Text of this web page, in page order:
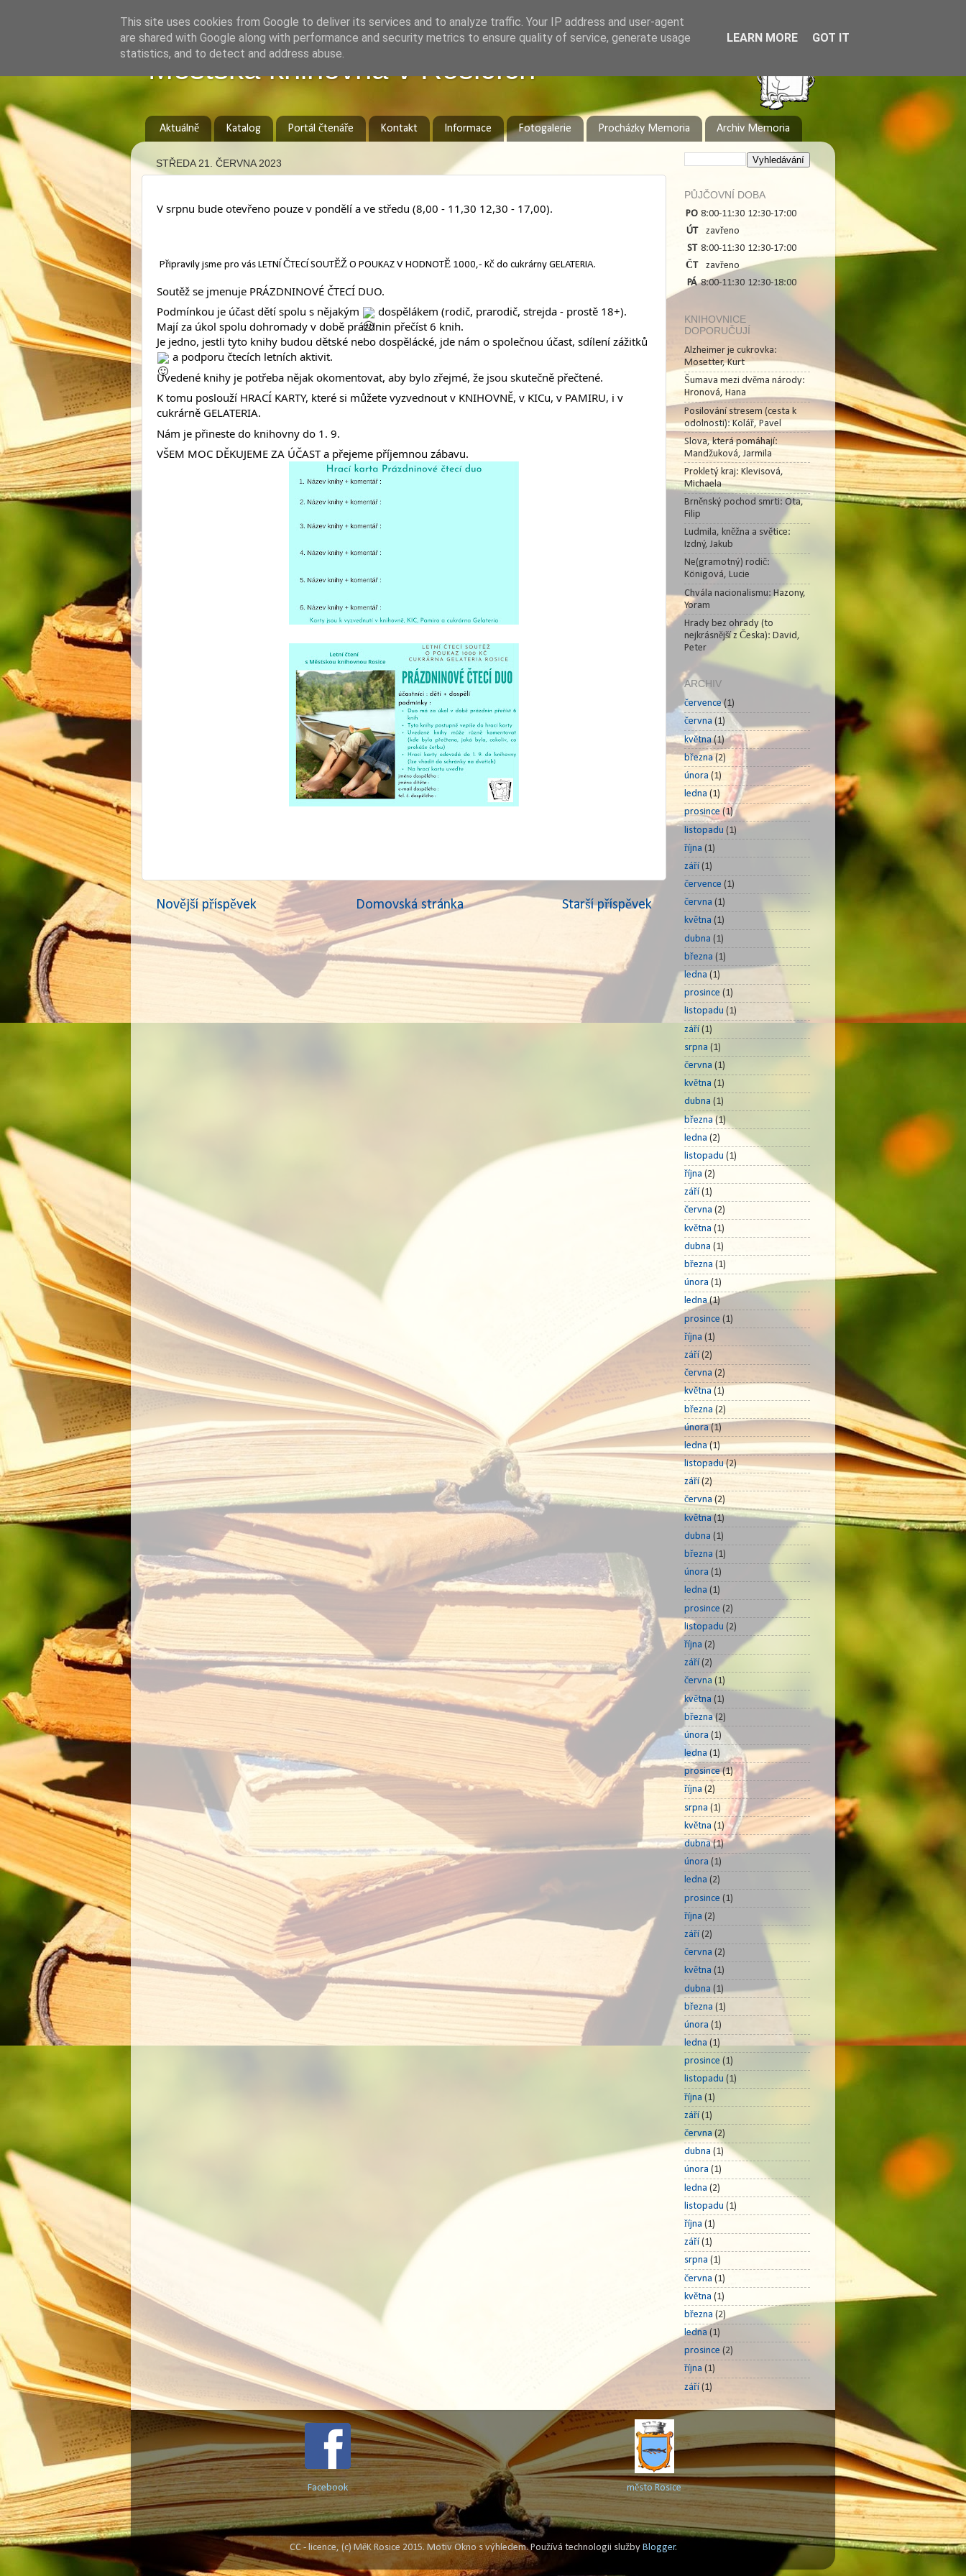
Městská knihovna v Rosicích
Aktuálně Katalog Portál čtenáře Kontakt Informace Fotogalerie Procházky Memoria Archiv Memoria
STŘEDA 21. ČERVNA 2023
V srpnu bude otevřeno pouze v pondělí a ve středu (8,00 - 11,30 12,30 - 17,00).
Připravily jsme pro vás LETNÍ ČTECÍ SOUTĚŽ O POUKAZ V HODNOTĚ 1000,- Kč do cukrárny GELATERIA.
Soutěž se jmenuje PRÁZDNINOVÉ ČTECÍ DUO.
Podmínkou je účast dětí spolu s nějakým
dospělákem (rodič, prarodič, strejda - prostě 18+).
Mají za úkol spolu dohromady v době prázdnin přečíst 6 knih.
Je jedno, jestli tyto knihy budou dětské nebo dospělácké, jde nám o společnou účast, sdílení zážitků
a podporu čtecích letních aktivit.
Uvedené knihy je potřeba nějak okomentovat, aby bylo zřejmé, že jsou skutečně přečtené.
K tomu poslouží HRACÍ KARTY, které si můžete vyzvednout v KNIHOVNĚ, v KICu, v PAMIRU, i v
cukrárně GELATERIA.
Nám je přineste do knihovny do 1. 9.
VŠEM MOC DĚKUJEME ZA ÚČAST a přejeme příjemnou zábavu.
Novější příspěvek Starší příspěvek
Domovská stránka
PŮJČOVNÍ DOBA
PO 8:00-11:30 12:30-17:00
ÚT
zavřeno
ST 8:00-11:30 12:30-17:00
ČT
zavřeno
PÁ 8:00-11:30 12:30-18:00
KNIHOVNICE
DOPORUČUJÍ
Alzheimer je cukrovka:
Mosetter, Kurt
Šumava mezi dvěma národy:
Hronová, Hana
Posilování stresem (cesta k
odolnosti): Kolář, Pavel
Slova, která pomáhají:
Mandžuková, Jarmila
Prokletý kraj: Klevisová,
Michaela
Brněnský pochod smrti: Ota,
Filip
Ludmila, kněžna a světice:
Izdný, Jakub
Ne(gramotný) rodič:
Königová, Lucie
Chvála nacionalismu: Hazony,
Yoram
Hrady bez ohrady (to
nejkrásnější z Česka): David,
Peter
ARCHIV
července(1)
června (1)
května(1)
března(2)
února (1)
ledna (1)
prosince(1)
listopadu (1)
října (1)
září (1)
července (1)
června (1)
května (1)
dubna (1)
března (1)
ledna (1)
prosince (1)
listopadu (1)
září(1)
srpna (1)
června (1)
května (1)
dubna (1)
března(1)
ledna (2)
listopadu (1)
října (2)
září (1)
června (2)
května (1)
dubna (1)
března (1)
února (1)
ledna(1)
prosince (1)
října (1)
září (2)
června (2)
května (1)
března (2)
února(1)
ledna(1)
listopadu(2)
září (2)
června (2)
května(1)
dubna (1)
března (1)
února (1)
ledna (1)
prosince (2)
listopadu (2)
října (2)
září (2)
června (1)
května (1)
března(2)
února (1)
ledna (1)
prosince(1)
října (2)
srpna (1)
května (1)
dubna(1)
února (1)
ledna (2)
prosince (1)
října (2)
září (2)
června (2)
května (1)
dubna (1)
března (1)
února (1)
ledna (1)
prosince (1)
listopadu (1)
října (1)
září (1)
června (2)
dubna (1)
února (1)
ledna (2)
listopadu (1)
října (1)
září (1)
srpna (1)
června (1)
května (1)
března (2)
ledna (1)
prosince (2)
října (1)
září(1)
Facebook město Rosice
CC - licence, (c) MěK Rosice 2015. Motiv Okno s výhledem. Používá technologii služby Blogger.
This site uses cookies from Google to deliver its services and to analyze traffic. Your IP address and user-agent
are shared with Google along with performance and security metrics to ensure quality of service, generate usage
statistics, and to detect and address abuse.
LEARN MORE GOT IT